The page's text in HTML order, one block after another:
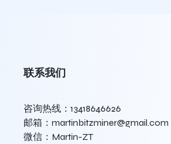
联系我们
咨询热线：13418646626
邮箱：martinbitzminer@gmail.com
微信：Martin-ZT